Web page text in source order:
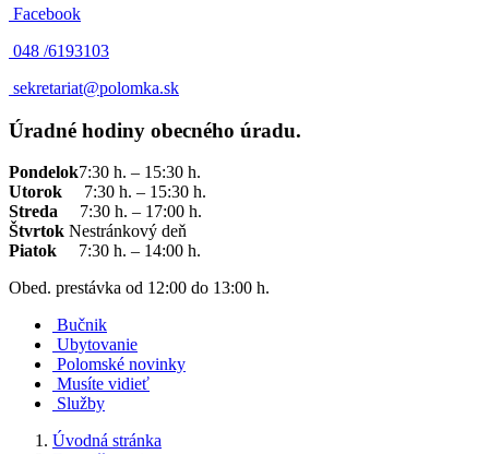
Facebook
048 /6193103
sekretariat@polomka.sk
Úradné hodiny obecného úradu.
Pondelok7:30 h. – 15:30 h.
Utorok 7:30 h. – 15:30 h.
Streda 7:30 h. – 17:00 h.
Štvrtok Nestránkový deň
Piatok
7:30 h. – 14:00 h.
Obed. prestávka od 12:00 do 13:00 h.
Bučnik
Ubytovanie
Polomské novinky
Musíte vidieť
Služby
Úvodná stránka